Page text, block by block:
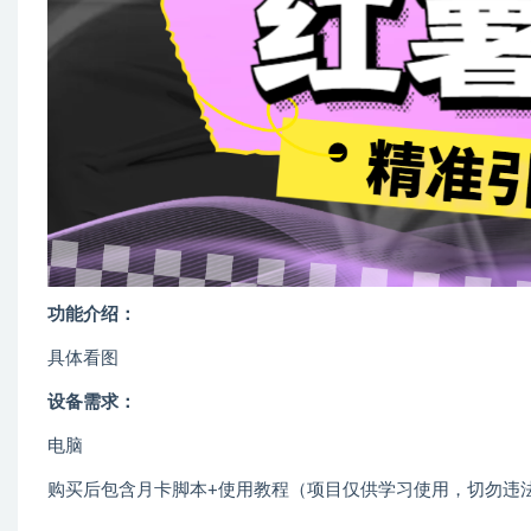
功能介绍：
具体看图
设备需求：
电脑
购买后包含月卡脚本+使用教程（项目仅供学习使用，切勿违